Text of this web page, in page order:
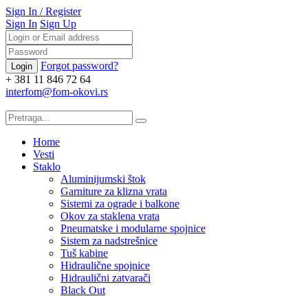
Sign In / Register
Sign In Sign Up
Forgot password?
+ 381 11 846 72 64
interfom@fom-okovi.rs
Home
Vesti
Staklo
Aluminijumski štok
Garniture za klizna vrata
Sistemi za ograde i balkone
Okov za staklena vrata
Pneumatske i modularne spojnice
Sistem za nadstrešnice
Tuš kabine
Hidraulične spojnice
Hidraulični zatvarači
Black Out